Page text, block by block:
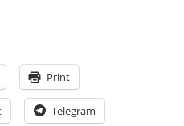
Print
Telegram